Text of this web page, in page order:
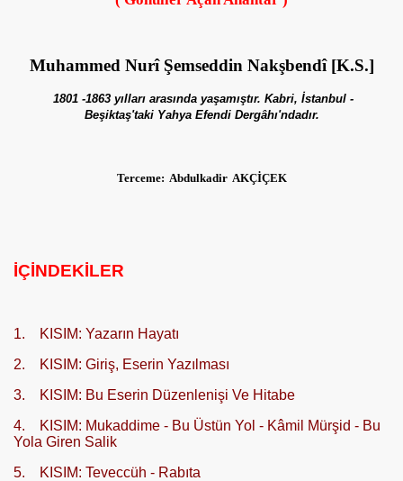
Muhammed Nurî Şemseddin Nakşbendî [K.S.]
1801 -1863 yılları arasında yaşamıştır. Kabri, İstanbul -
Beşiktaş'taki Yahya Efendi Dergâhı'ndadır.
Terceme: Abdulkadir AKÇİÇEK
İÇİNDEKİLER
1. KISIM: Yazarın Hayatı
2. KISIM: Giriş, Eserin Yazılması
3. KISIM: Bu Eserin Düzenlenişi Ve Hitabe
4. KISIM: Mukaddime - Bu Üstün Yol - Kâmil Mürşid - Bu
Yola Giren Salik
5. KISIM: Teveccüh - Rabıta